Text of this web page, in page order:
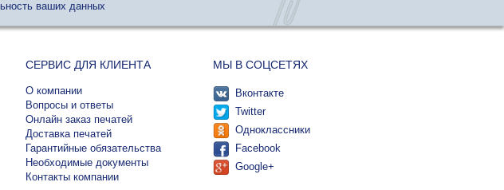
ваших данных
СЕРВИС ДЛЯ КЛИЕНТА
О компании
Вопросы и ответы
Онлайн заказ печатей
Доставка печатей
Гарантийные обязательства
Необходимые документы
Контакты компании
МЫ В СОЦСЕТЯХ
Вконтакте
Twitter
Одноклассники
Facebook
Google+